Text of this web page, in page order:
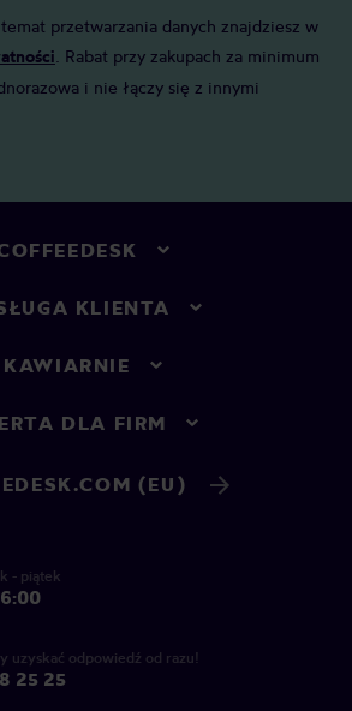
przetwarzania danych znajdziesz w
. Rabat przy zakupach za minimum
i nie łączy się z innymi
KLIENTA
KAWIARNIE
DLA FIRM
(EU)
- piątek
uzyskać odpowiedź od razu!
25 25